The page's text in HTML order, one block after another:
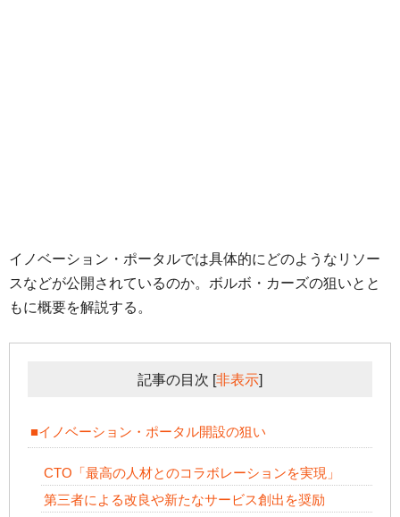
イノベーション・ポータルでは具体的にどのようなリソー
スなどが公開されているのか。ボルボ・カーズの狙いとと
もに概要を解説する。
記事の目次 [非表示]
■イノベーション・ポータル開設の狙い
CTO「最高の人材とのコラボレーションを実現」
第三者による改良や新たなサービス創出を奨励